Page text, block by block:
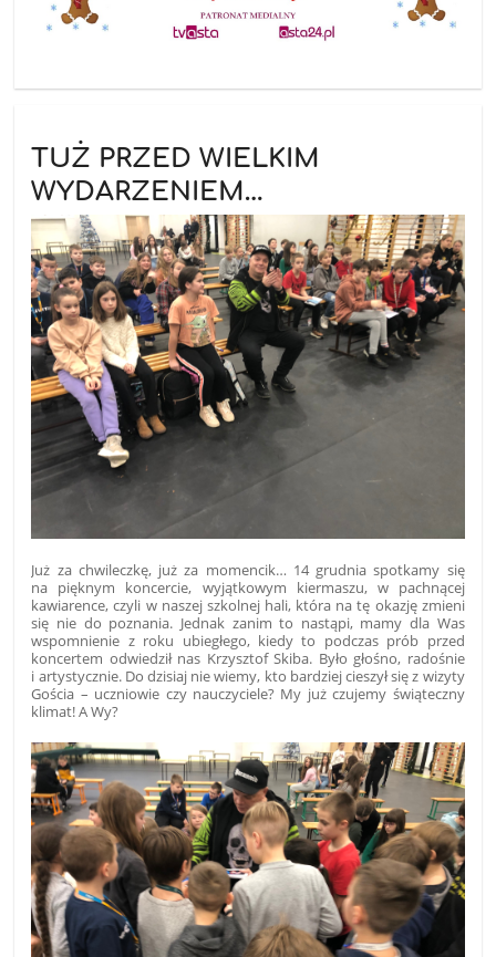
TUŻ PRZED WIELKIM
WYDARZENIEM…
Już za chwileczkę, już za momencik… 14 grudnia spotkamy się
na pięknym koncercie, wyjątkowym kiermaszu, w pachnącej
kawiarence, czyli w naszej szkolnej hali, która na tę okazję zmieni
się nie do poznania. Jednak zanim to nastąpi, mamy dla Was
wspomnienie z roku ubiegłego, kiedy to podczas prób przed
koncertem odwiedził nas Krzysztof Skiba. Było głośno, radośnie
i artystycznie. Do dzisiaj nie wiemy, kto bardziej cieszył się z wizyty
Gościa – uczniowie czy nauczyciele? My już czujemy świąteczny
klimat! A Wy?